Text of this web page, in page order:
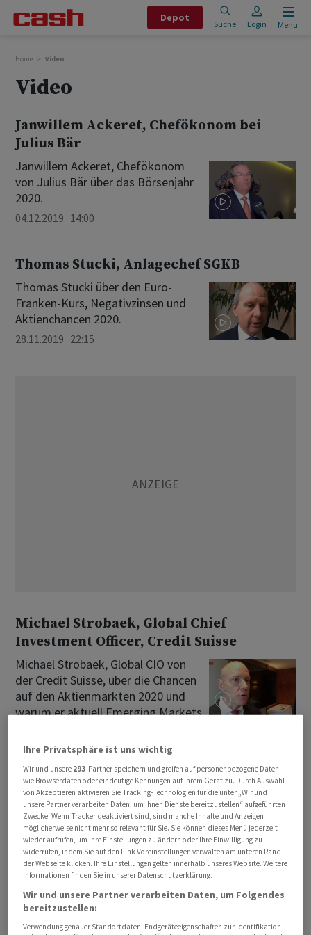
Depot
Suche Login Menu
Home Video
Video
Janwillem Ackeret, Chefökonom bei
Julius Bär
Janwillem Ackeret, Chefökonom
von Julius Bär über das Börsenjahr
2020.
04.12.2019 14:00
Thomas Stucki, Anlagechef SGKB
Thomas Stucki über den Euro-
Franken-Kurs, Negativzinsen und
Aktienchancen 2020.
28.11.2019 22:15
Michael Strobaek, Global Chief
Investment Officer, Credit Suisse
Michael Strobaek, Global CIO von
der Credit Suisse, über die Chancen
auf den Aktienmärkten 2020 und
warum er aktuell Emerging Markets
27.11.2019 14:26
Michael Strobaek, Global Chief
Investment Officer, Credit Suisse
Michael Strobaek, Global CIO von
der Credit Suisse, über die Chancen
auf den Aktienmärkten 2020 und
warum er aktuell Emerging Markets
dem Schweizer...
Ihre Privatsphäre ist uns wichtig
Wir und unsere 293-Partner speichern und greifen auf personenbezogene Daten
wie Browserdaten oder eindeutige Kennungen auf Ihrem Gerät zu. Durch Auswahl
von Akzeptieren aktivieren Sie Tracking-Technologien für die unter „Wir und
unsere Partner verarbeiten Daten, um Ihnen Dienste bereitzustellen“ aufgeführten
Zwecke. Wenn Tracker deaktiviert sind, sind manche Inhalte und Anzeigen
möglicherweise nicht mehr so relevant für Sie. Sie können dieses Menü jederzeit
wieder aufrufen, um Ihre Einstellungen zu ändern oder Ihre Einwilligung zu
widerrufen, indem Sie auf den Link Voreinstellungen verwalten am unteren Rand
der Webseite klicken. Ihre Einstellungen gelten innerhalb unseres Website. Weitere
Informationen finden Sie in unserer Datenschutzerklärung.
Wir und unsere Partner verarbeiten Daten, um Folgendes
bereitzustellen:
Verwendung genauer Standortdaten. Endgeräteeigenschaften zur Identifikation